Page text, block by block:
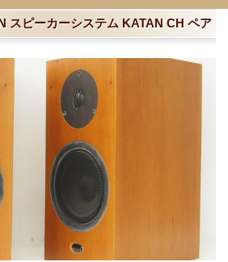
スピーカーシステム KATAN CH ペア